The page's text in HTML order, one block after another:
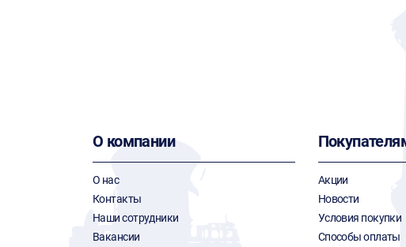
О компании
О нас
Контакты
Наши сотрудники
Вакансии
Акции
Новости
Условия покупки
Способы оплаты